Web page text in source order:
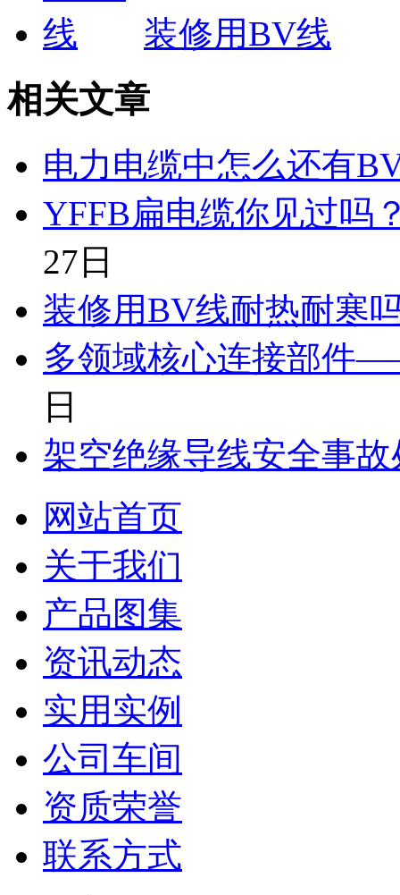
装修用BV线
相关文章
电力电缆中怎么还有
YFFB扁电缆你见过吗
27日
装修用BV线耐热耐寒
多领域核心连接部件
日
架空绝缘导线安全事
网站首页
关于我们
产品图集
资讯动态
实用实例
公司车间
资质荣誉
联系方式